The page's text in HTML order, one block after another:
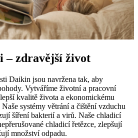
– zdravější život
Daikin jsou navržena tak, aby
Vytváříme životní a pracovní
kvalitě života a ekonomickému
systémy větrání a čištění vzduchu
šíření bakterií a virů. Naše chladicí
chladicí řetězce, zlepšují
množství odpadu.